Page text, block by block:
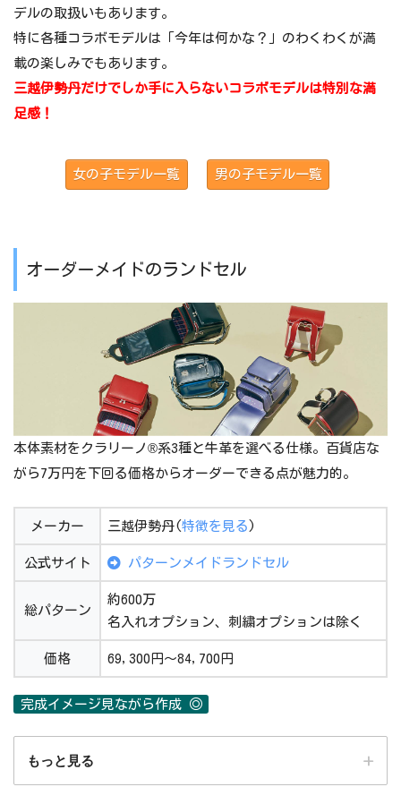
デルの取扱いもあります。
特に各種コラボモデルは「今年は何かな？」のわくわくが満
載の楽しみでもあります。
三越伊勢丹だけでしか手に入らないコラボモデルは特別な満
足感！
女の子モデル一覧 男の子モデル一覧
オーダーメイドのランドセル
本体素材をクラリーノ®系3種と牛革を選べる仕様。百貨店な
がら7万円を下回る価格からオーダーできる点が魅力的。
メーカー 三越伊勢丹(特徴を見る )
公式サイト パターンメイドランドセル
総パターン
約600万
名入れオプション、刺繍オプションは除く
価格 69,300円～84,700円
完成イメージ見ながら作成 ◎
もっと見る